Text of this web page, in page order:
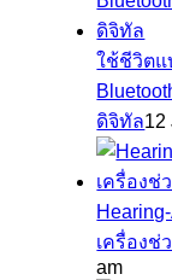
ใช้ชีวิตแ
ดิจิทัล12
เครื่องช่
am